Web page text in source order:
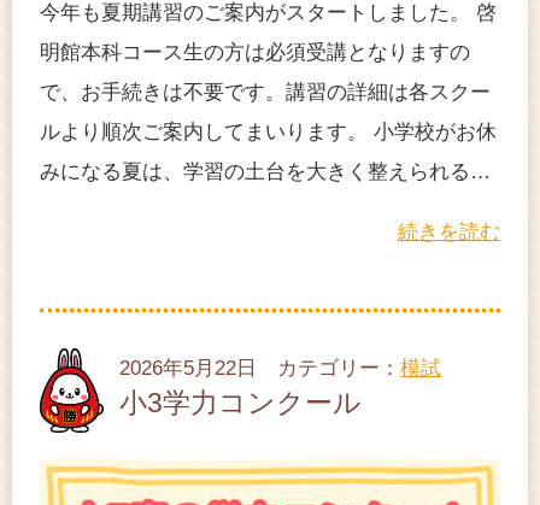
今年も夏期講習のご案内がスタートしました。 啓
明館本科コース生の方は必須受講となりますの
で、お手続きは不要です。講習の詳細は各スクー
ルより順次ご案内してまいります。 小学校がお休
みになる夏は、学習の土台を大きく整えられる…
続きを読む
2026年5月22日 カテゴリー： 模試
小3学力コンクール